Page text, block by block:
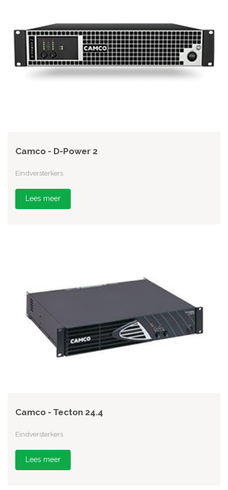
Camco - D-Power 2
Eindversterkers
Lees meer
Camco - Tecton 24.4
Eindversterkers
Lees meer